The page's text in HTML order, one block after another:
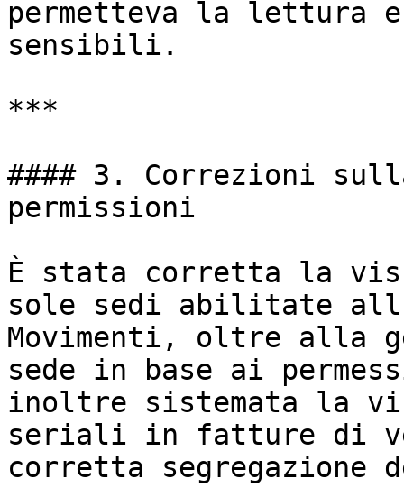
permetteva la lettura
sensibili.
***
#### 3. Correzioni
permissioni
È stata corretta la
sole sedi abilitate
Movimenti, oltre alla
sede in base ai
inoltre sistemata la
seriali in fatture di
corretta